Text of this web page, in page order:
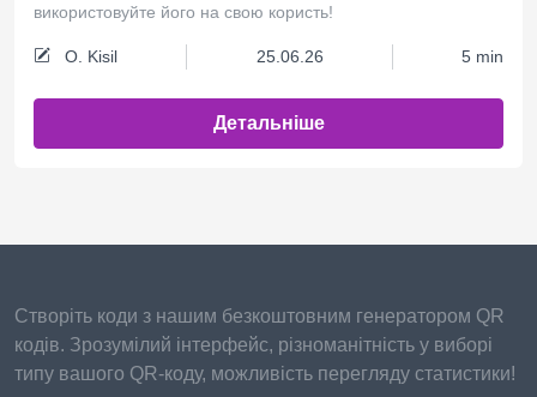
використовуйте його на свою користь!
O. Kisil 25.06.26 5 min
Детальніше
Створіть коди з нашим безкоштовним генератором QR
кодів. Зрозумілий інтерфейс, різноманітність у виборі
типу вашого QR-коду, можливість перегляду статистики!